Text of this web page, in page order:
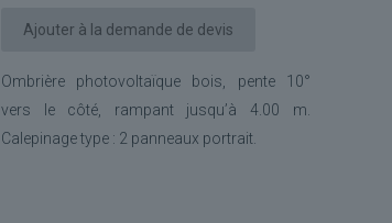
Ajouter à la demande de devis
Ombrière photovoltaïque bois, pente 10°
vers le côté, rampant jusqu’à 4.00 m.
Calepinage type : 2 panneaux portrait.